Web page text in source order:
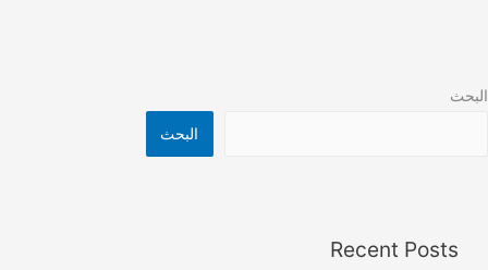
البحث
البحث
Recent Posts